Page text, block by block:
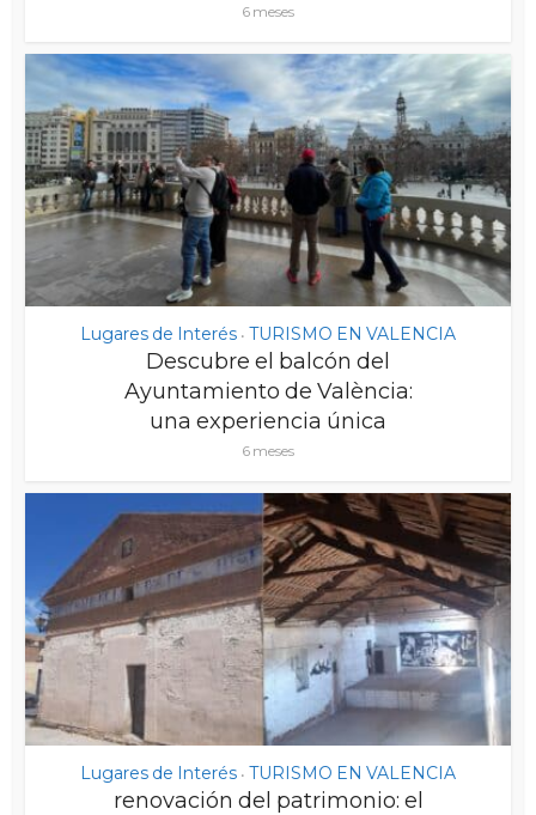
6 meses
Lugares de Interés • TURISMO EN VALENCIA
Descubre el balcón del
Ayuntamiento de València:
una experiencia única
6 meses
Lugares de Interés • TURISMO EN VALENCIA
renovación del patrimonio: el